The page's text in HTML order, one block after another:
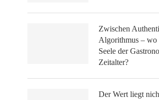
Zwischen
Algorithmus – wo
Seele der
Zeitalter?
Der Wert liegt